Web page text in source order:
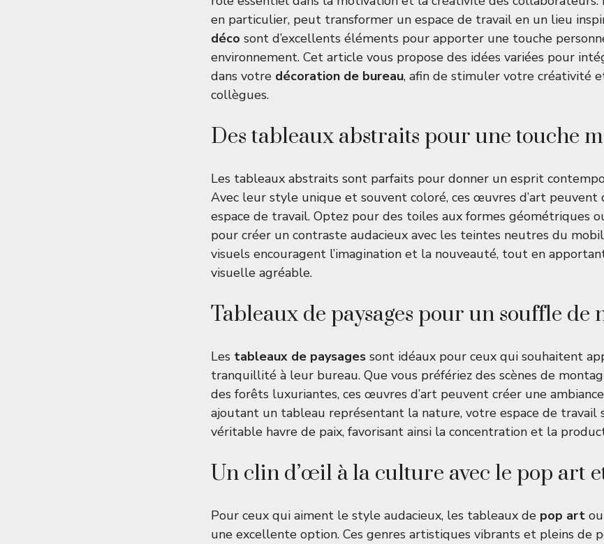
en particulier, peut transformer un espace de travail en un lieu
déco sont d’excellents éléments pour apporter une touche
environnement. Cet article vous propose des idées variées pour
dans votre décoration de bureau, afin de stimuler votre créativité
collègues.
Des tableaux abstraits pour une touche
Les tableaux abstraits sont parfaits pour donner un esprit
Avec leur style unique et souvent coloré, ces œuvres d’art peuvent
espace de travail. Optez pour des toiles aux formes géométriques
pour créer un contraste audacieux avec les teintes neutres du
visuels encouragent l’imagination et la nouveauté, tout en
visuelle agréable.
Tableaux de paysages pour un souffle de
Les tableaux de paysages sont idéaux pour ceux qui souhaitent
tranquillité à leur bureau. Que vous préfériez des scènes de
des forêts luxuriantes, ces œuvres d’art peuvent créer une
ajoutant un tableau représentant la nature, votre espace de travail
véritable havre de paix, favorisant ainsi la concentration et la
Un clin d’œil à la culture avec le pop art
Pour ceux qui aiment le style audacieux, les tableaux de pop art
une excellente option. Ces genres artistiques vibrants et pleins de